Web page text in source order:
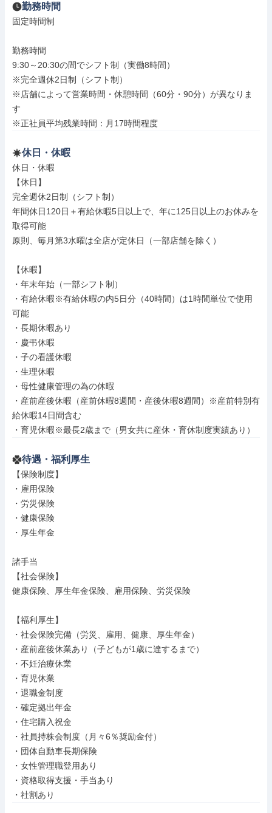
勤務時間
固定時間制
勤務時間
9:30～20:30の間でシフト制（実働8時間）
※完全週休2日制（シフト制）
※店舗によって営業時間・休憩時間（60分・90分）が異なりま
す
※正社員平均残業時間：月17時間程度
休日・休暇
休日・休暇
【休日】
完全週休2日制（シフト制）
年間休日120日＋有給休暇5日以上で、年に125日以上のお休みを
取得可能
原則、毎月第3水曜は全店が定休日（一部店舗を除く）
【休暇】
・年末年始（一部シフト制）
・有給休暇※有給休暇の内5日分（40時間）は1時間単位で使用
可能
・長期休暇あり
・慶弔休暇
・子の看護休暇
・生理休暇
・母性健康管理の為の休暇
・産前産後休暇（産前休暇8週間・産後休暇8週間）※産前特別有
給休暇14日間含む
・育児休暇※最長2歳まで（男女共に産休・育休制度実績あり）
待遇・福利厚生
【保険制度】
・雇用保険
・労災保険
・健康保険
・厚生年金
諸手当
【社会保険】
健康保険、厚生年金保険、雇用保険、労災保険
【福利厚生】
・社会保険完備（労災、雇用、健康、厚生年金）
・産前産後休業あり（子どもが1歳に達するまで）
・不妊治療休業
・育児休業
・退職金制度
・確定拠出年金
・住宅購入祝金
・社員持株会制度（月々6％奨励金付）
・団体自動車長期保険
・女性管理職登用あり
・資格取得支援・手当あり
・社割あり